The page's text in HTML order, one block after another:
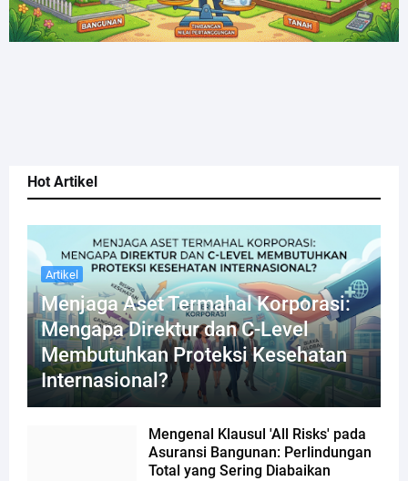
Hot Artikel
Artikel
Menjaga Aset Termahal Korporasi:
Mengapa Direktur dan C-Level
Membutuhkan Proteksi Kesehatan
Internasional?
Mengenal Klausul 'All Risks' pada
Asuransi Bangunan: Perlindungan
Total yang Sering Diabaikan